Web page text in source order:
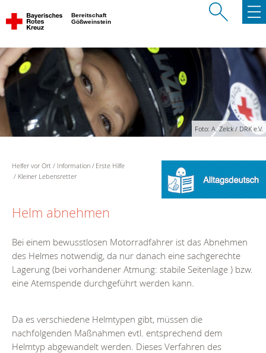
Bereitschaft
Gößweinstein
Foto: A. Zelck / DRK e.V.
Helfer vor Ort Information
Erste Hilfe
Kleiner Lebensretter
Helm abnehmen
Bei einem bewusstlosen Motorradfahrer ist das Abnehmen
des Helmes notwendig, da nur danach eine sachgerechte
Lagerung (bei vorhandener Atmung: stabile Seitenlage ) bzw.
eine Atemspende durchgeführt werden kann.
Da es verschiedene Helmtypen gibt, müssen die
nachfolgenden Maßnahmen evtl. entsprechend dem
Helmtyp abgewandelt werden. Dieses Verfahren des